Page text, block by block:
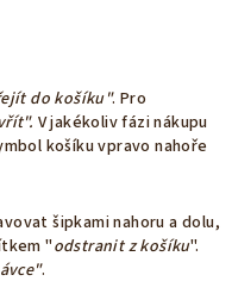
do košíku". Pro
V jakékoliv fázi nákupu
košíku vpravo nahoře
šipkami nahoru a dolu,
"odstranit z košíku".
.